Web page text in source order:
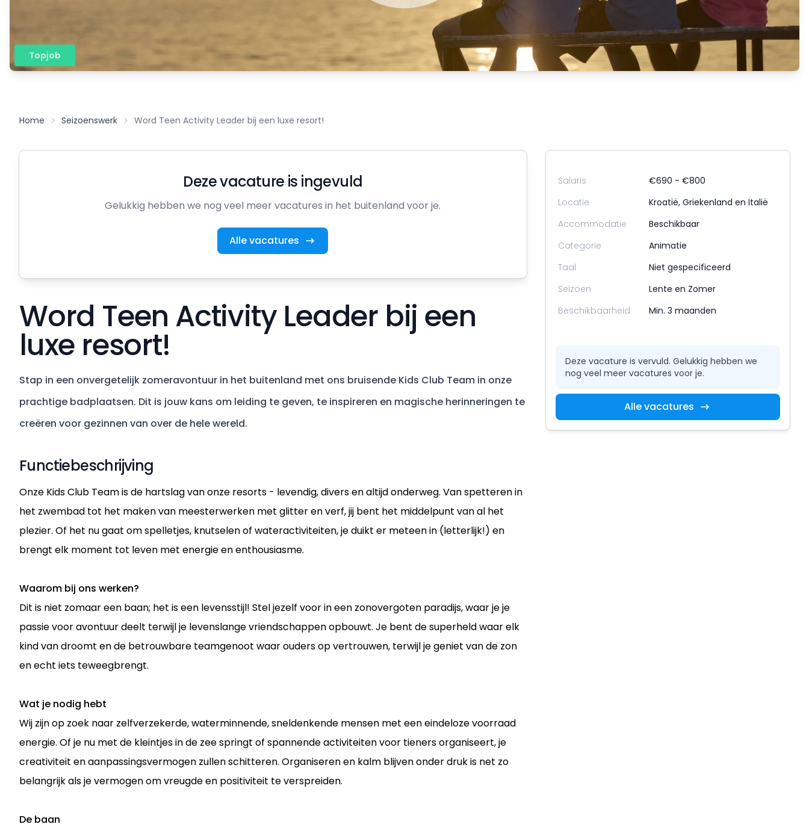
Topjob
Home Seizoenswerk Word Teen Activity Leader bij een luxe resort!
Deze vacature is ingevuld
Gelukkig hebben we nog veel meer vacatures in het buitenland voor je.
Alle vacatures
Word Teen Activity Leader bij een
luxe resort!
Stap in een onvergetelijk zomeravontuur in het buitenland met ons bruisende Kids Club Team in onze
prachtige badplaatsen. Dit is jouw kans om leiding te geven, te inspireren en magische herinneringen te
creëren voor gezinnen van over de hele wereld.
Functiebeschrijving
Onze Kids Club Team is de hartslag van onze resorts - levendig, divers en altijd onderweg. Van spetteren in
het zwembad tot het maken van meesterwerken met glitter en verf, jij bent het middelpunt van al het
plezier. Of het nu gaat om spelletjes, knutselen of wateractiviteiten, je duikt er meteen in (letterlijk!) en
brengt elk moment tot leven met energie en enthousiasme.
Waarom bij ons werken?
Dit is niet zomaar een baan; het is een levensstijl! Stel jezelf voor in een zonovergoten paradijs, waar je je
passie voor avontuur deelt terwijl je levenslange vriendschappen opbouwt. Je bent de superheld waar elk
kind van droomt en de betrouwbare teamgenoot waar ouders op vertrouwen, terwijl je geniet van de zon
en echt iets teweegbrengt.
Wat je nodig hebt
Wij zijn op zoek naar zelfverzekerde, waterminnende, sneldenkende mensen met een eindeloze voorraad
energie. Of je nu met de kleintjes in de zee springt of spannende activiteiten voor tieners organiseert, je
creativiteit en aanpassingsvermogen zullen schitteren. Organiseren en kalm blijven onder druk is net zo
belangrijk als je vermogen om vreugde en positiviteit te verspreiden.
De baan
Salaris
€690 - €800
Locatie
Kroatië, Griekenland en Italië
Accommodatie
Beschikbaar
Categorie
Animatie
Taal
Niet gespecificeerd
Seizoen
Lente en Zomer
Beschikbaarheid
Min. 3 maanden
Deze vacature is vervuld. Gelukkig hebben we
nog veel meer vacatures voor je.
Alle vacatures